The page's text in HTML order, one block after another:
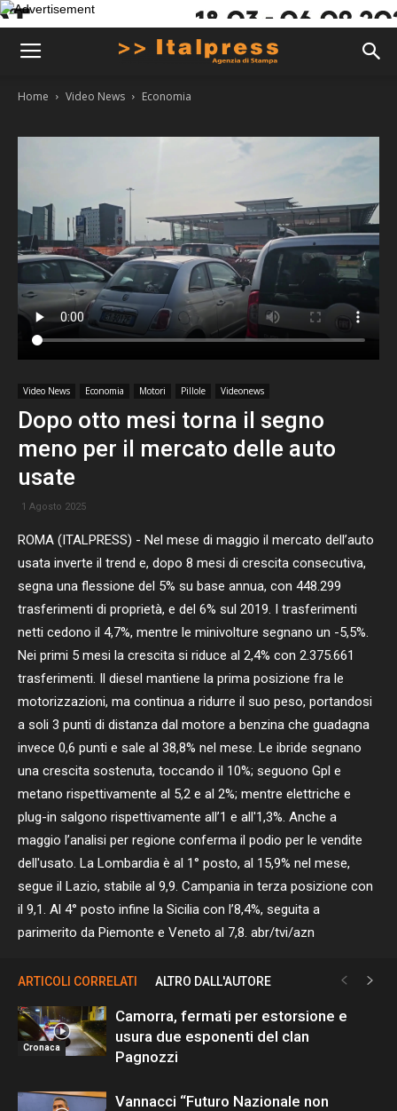
Home Video News Economia
Video News Economia Motori Pillole Videonews
Dopo otto mesi torna il segno
meno per il mercato delle auto
usate
1 Agosto 2025
ROMA (ITALPRESS) - Nel mese di maggio il mercato dell’auto
usata inverte il trend e, dopo 8 mesi di crescita consecutiva,
segna una flessione del 5% su base annua, con 448.299
trasferimenti di proprietà, e del 6% sul 2019. I trasferimenti
netti cedono il 4,7%, mentre le minivolture segnano un -5,5%.
Nei primi 5 mesi la crescita si riduce al 2,4% con 2.375.661
trasferimenti. Il diesel mantiene la prima posizione fra le
motorizzazioni, ma continua a ridurre il suo peso, portandosi
a soli 3 punti di distanza dal motore a benzina che guadagna
invece 0,6 punti e sale al 38,8% nel mese. Le ibride segnano
una crescita sostenuta, toccando il 10%; seguono Gpl e
metano rispettivamente al 5,2 e al 2%; mentre elettriche e
plug-in salgono rispettivamente all’1 e all'1,3%. Anche a
maggio l’analisi per regione conferma il podio per le vendite
dell'usato. La Lombardia è al 1° posto, al 15,9% nel mese,
segue il Lazio, stabile al 9,9. Campania in terza posizione con
il 9,1. Al 4° posto infine la Sicilia con l’8,4%, seguita a
parimerito da Piemonte e Veneto al 7,8. abr/tvi/azn
ARTICOLI CORRELATI ALTRO DALL'AUTORE
Cronaca
Camorra, fermati per estorsione e
usura due esponenti del clan
Pagnozzi
Vannacci “Futuro Nazionale non